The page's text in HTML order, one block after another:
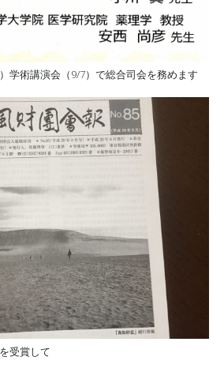
学術講演会（9/7）で総合司会を務めます
受賞して